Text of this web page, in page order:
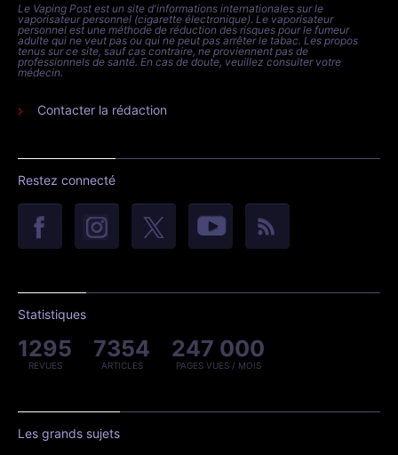
Le Vaping Post est un site d'informations internationales sur le
vaporisateur personnel (cigarette électronique). Le vaporisateur
personnel est une méthode de réduction des risques pour le fumeur
adulte qui ne veut pas ou qui ne peut pas arrêter le tabac. Les propos
tenus sur ce site, sauf cas contraire, ne proviennent pas de
professionnels de santé. En cas de doute, veuillez consulter votre
médecin.
Contacter la rédaction
Restez connecté
Statistiques
1295
REVUES
7354
ARTICLES
247 000
PAGES VUES / MOIS
Les grands sujets